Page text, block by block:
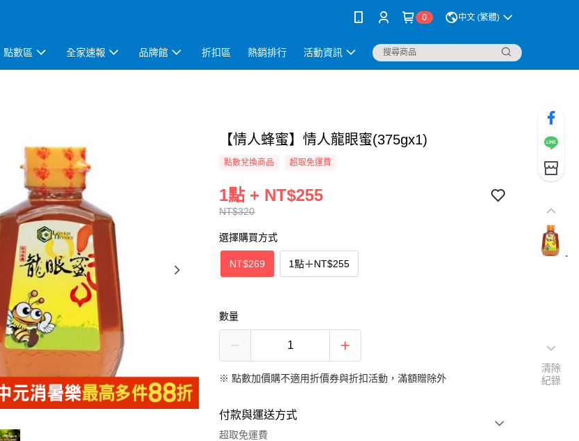
0 中文 (繁體)
點數區 全家速報 品牌館 折扣區 熱銷排行 活動資訊
【情人蜂蜜】情人龍眼蜜(375gx1)
點數兌換商品 超取免運費
NT$320
1點 + NT$255
選擇購買方式
NT$269 1點＋NT$255
數量
※點數加價購不適用折價券與折扣活動，滿額贈除外
付款與運送方式
超取免運費
清除
紀錄